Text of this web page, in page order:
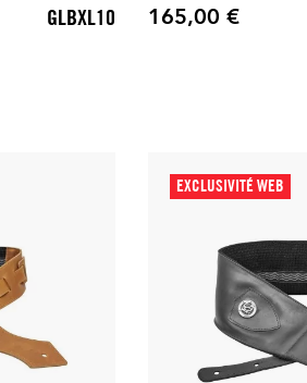
GLBXL10
inclus. Livré dans
Prix
165,00 €
EXCLUSIVITÉ WEB